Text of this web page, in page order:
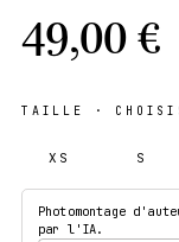
49,00 €
TAILLE ·
XS S
Photomontage
par l'IA.